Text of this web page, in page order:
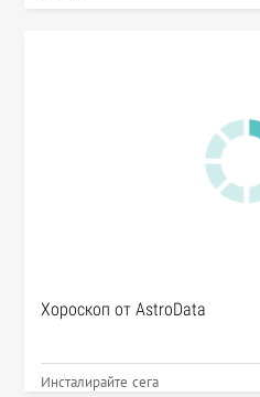
Хороскоп от AstroData
Инсталирайте сега